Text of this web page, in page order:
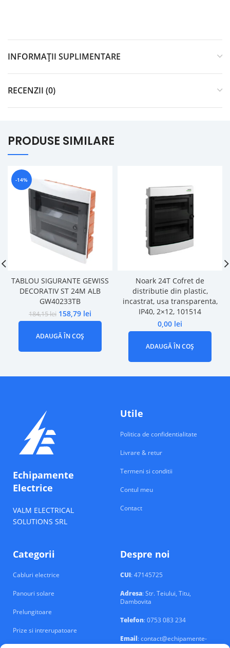
INFORMAȚII SUPLIMENTARE
RECENZII (0)
PRODUSE SIMILARE
-14%
TABLOU SIGURANTE GEWISS
DECORATIV ST 24M ALB
GW40233TB
184,15lei 158,79 lei
ADAUGĂ ÎN COȘ
Noark 24T Cofret de
distributie din plastic,
incastrat, usa transparenta,
IP40, 2×12, 101514
0,00 lei
ADAUGĂ ÎN COȘ
Echipamente
Electrice
VALM ELECTRICAL
SOLUTIONS SRL
Utile
Politica de confidentialitate
Livrare & retur
Termeni si conditii
Contul meu
Contact
Categorii
Cabluri electrice
Panouri solare
Prelungitoare
Prize si intrerupatoare
Despre noi
CUI: 47145725
Adresa: Str. Teiului, Titu,
Dambovita
Telefon: 0753 083 234
Email: contact@echipamente-